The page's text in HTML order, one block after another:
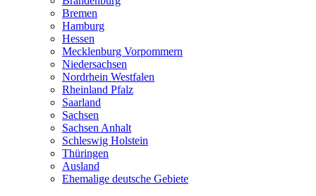
Bremen
Hamburg
Hessen
Mecklenburg Vorpommern
Niedersachsen
Nordrhein Westfalen
Rheinland Pfalz
Saarland
Sachsen
Sachsen Anhalt
Schleswig Holstein
Thüringen
Ausland
Ehemalige deutsche Gebiete